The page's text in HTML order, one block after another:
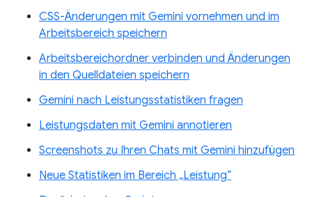
CSS-Änderungen mit Gemini vornehmen und im
Arbeitsbereich speichern
Arbeitsbereichordner verbinden und Änderungen
in den Quelldateien speichern
Gemini nach Leistungsstatistiken fragen
Leistungsdaten mit Gemini annotieren
Screenshots zu Ihren Chats mit Gemini hinzufügen
Neue Statistiken im Bereich „Leistung“